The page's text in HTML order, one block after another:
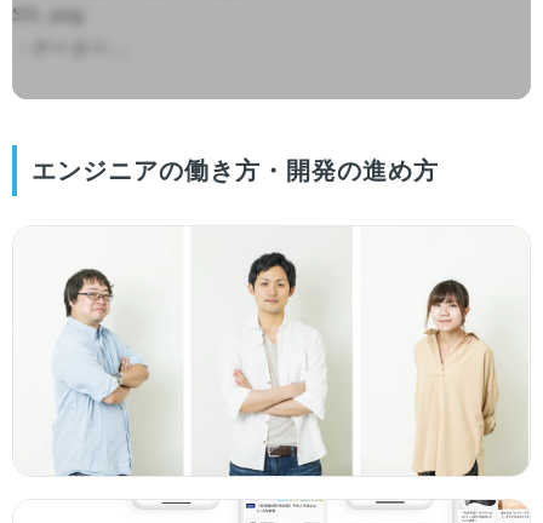
SS, pug
エンジニアの働き方・開発の進め方